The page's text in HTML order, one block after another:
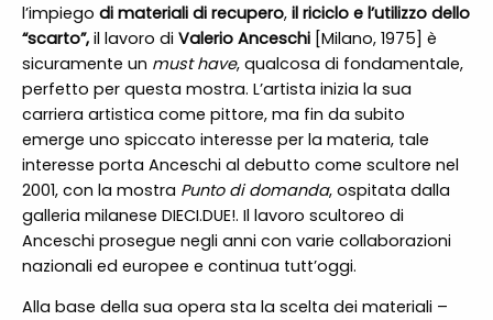
l’impiego di materiali di recupero, il riciclo e l’utilizzo dello
“scarto”,il lavoro di Valerio Anceschi [Milano, 1975] è
sicuramente un must have, qualcosa di fondamentale,
perfetto per questa mostra. L’artista inizia la sua
carriera artistica come pittore, ma fin da subito
emerge uno spiccato interesse per la materia, tale
interesse porta Anceschi al debutto come scultore nel
2001, con la mostra Punto di domanda, ospitata dalla
galleria milanese DIECI.DUE!. Il lavoro scultoreo di
Anceschi prosegue negli anni con varie collaborazioni
nazionali ed europee e continua tutt’oggi.
Alla base della sua opera sta la scelta dei materiali –